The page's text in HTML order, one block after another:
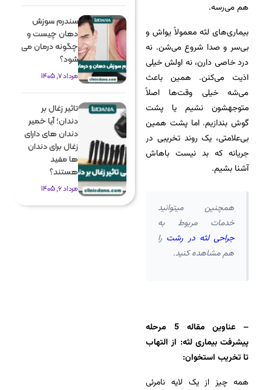
هم می‌رسه.
بیماری‌های لثه معمولاً یواش و
بی‌سر و صدا شروع می‌شن. نه
درد خاصی دارن، نه اولش خیلی
اذیت می‌کنن. همین باعث
می‌شه خیلی وقت‌ها اصلاً
متوجهشون نشیم یا پشت
گوش بندازیم. اما پشت همین
بی‌علامتی، یک روند تخریبی در
جریانه که بد نیست باهاش
آشنا بشیم.
همچنین میتوانید
خدمات مربوط به
جراحی لثه در رشت را
هم مشاهده کنید.
– عناوین مقاله 5 مرحله
پیشرفت بیماری لثه: از التهاب
تا تخریب استخوان:
همه چیز از یک لایه نامرئی
سندرم سوزش
دهان چیست و
چگونه درمان می
شود؟
مرداد 7, 1405
تاثیر زغال بر
دندان؛ آیا خمیر
دندان های دارای
زغال برای دندان
ها مفید
هستند؟
مرداد 6, 1405